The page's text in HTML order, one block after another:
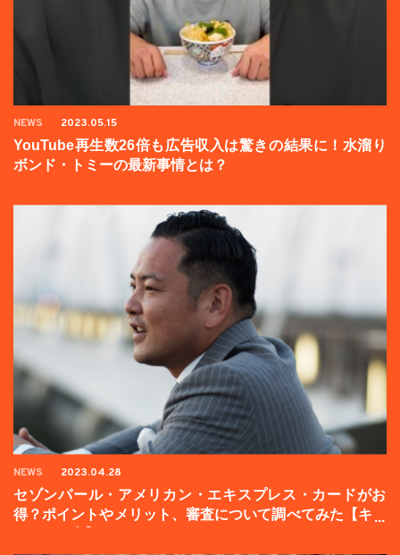
NEWS 2023.05.15
YouTube再生数26倍も広告収入は驚きの結果に！水溜り
ボンド・トミーの最新事情とは？
NEWS 2023.04.28
セゾンパール・アメリカン・エキスプレス・カードがお
得？ポイントやメリット、審査について調べてみた【キャ